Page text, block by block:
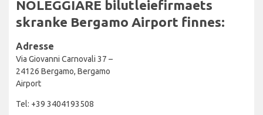
NOLEGGIARE bilutleiefirmaets
skranke Bergamo Airport finnes:
Adresse
Via Giovanni Carnovali 37 –
24126 Bergamo, Bergamo
Airport
Tel: +39 3404193508